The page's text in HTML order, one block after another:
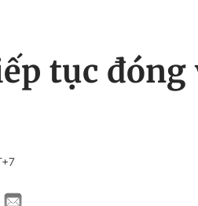
tục đóng